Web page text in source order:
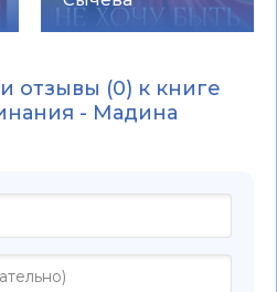
отзывы (0) к книге
- Мадина